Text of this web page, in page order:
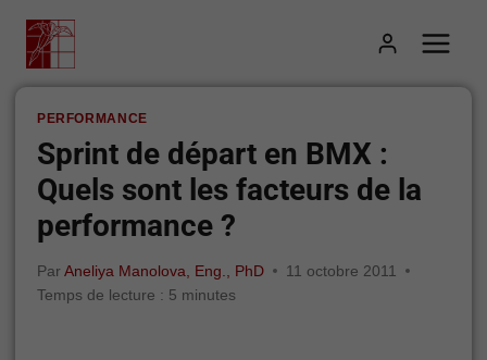
Aller
contenu
PERFORMANCE
Sprint de départ en BMX :
Quels sont les facteurs de la
performance ?
ParAneliya Manolova, Eng., PhD
11 octobre 2011
Temps de lecture : 5 minutes